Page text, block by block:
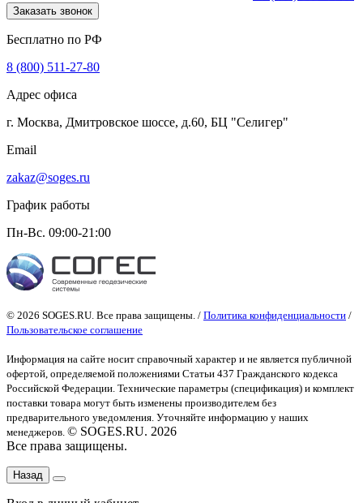
Заказать звонок
Бесплатно по РФ
8 (800) 511-27-80
Адрес офиса
г. Москва, Дмитровское шоссе, д.60, БЦ "Селигер"
Email
zakaz@soges.ru
График работы
Пн-Вс. 09:00-21:00
© 2026 SOGES.RU. Все права защищены. / Политика конфиденциальности /
Пользовательское соглашение
Информация на сайте носит справочный характер и не является публичной
офертой , определяемой положениями Статьи 437 Гражданского кодекса
Российской Федерации. Технические параметры (спецификация) и комплект
поставки товара могут быть изменены производителем без
предварительного уведомления. Уточняйте информацию у наших
менеджеров. © SOGES.RU. 2026
Все права защищены.
Назад